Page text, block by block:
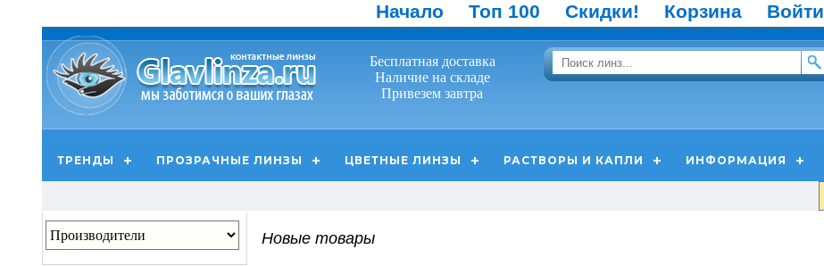
Начало Топ 100 Скидки! Корзина Войти
Бесплатная доставка
Наличие на складе
Привезем завтра
ТРЕНДЫ ПРОЗРАЧНЫЕ ЛИНЗЫ ЦВЕТНЫЕ ЛИНЗЫ РАСТВОРЫ И КАПЛИ ИНФОРМАЦИЯ
Новые товары